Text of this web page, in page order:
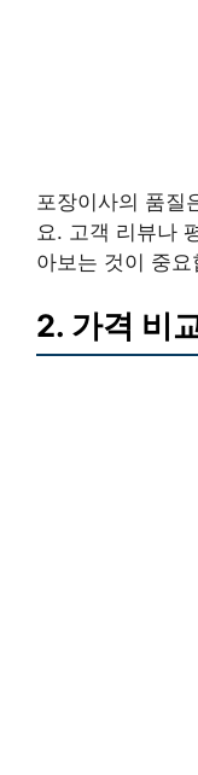
포장이사의 품질
요. 고객 리뷰나
아보는 것이 중요
2. 가격 비